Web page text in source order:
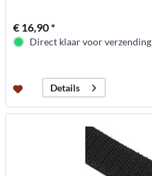
€ 16,90 *
Direct klaar voor verzending
Details